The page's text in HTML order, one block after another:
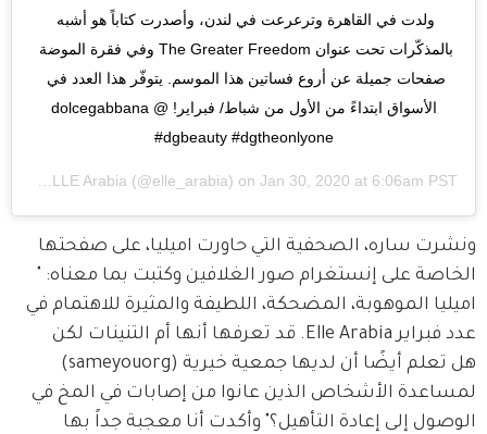
ولدت في القاهرة وترعرعت في لندن، وأصدرت كتاباً هو أشبه
بالمذكّرات تحت عنوان The Greater Freedom وفي فقرة الموضة
صفحات جميلة عن أروع فساتين هذا الموسم. يتوفّر هذا العدد في
الأسواق ابتداءً من الأول من شباط/ فبراير! @dolcegabbana
#dgbeauty #dgtheonlyone
ELLE Arabia (@elle_arabia) on Jan 30, 2020 at 6:06am PST
ونشرت ساره، الصحفية التي حاورت اميليا، على صفحتها
الخاصة على إنستغرام صور الغلافين وكتبت بما معناه: "
اميليا الموهوبة، المضحكة، اللطيفة والمثيرة للاهتمام في
عدد فبراير Elle Arabia. قد تعرفها أنها أم التنينات لكن
هل تعلم أيضًا أن لديها جمعية خيرية (sameyouorg)
لمساعدة الأشخاص الذين عانوا من إصابات في المخ في
الوصول إلى إعادة التأهيل؟" وأكدت أنا معجبة جداً بها